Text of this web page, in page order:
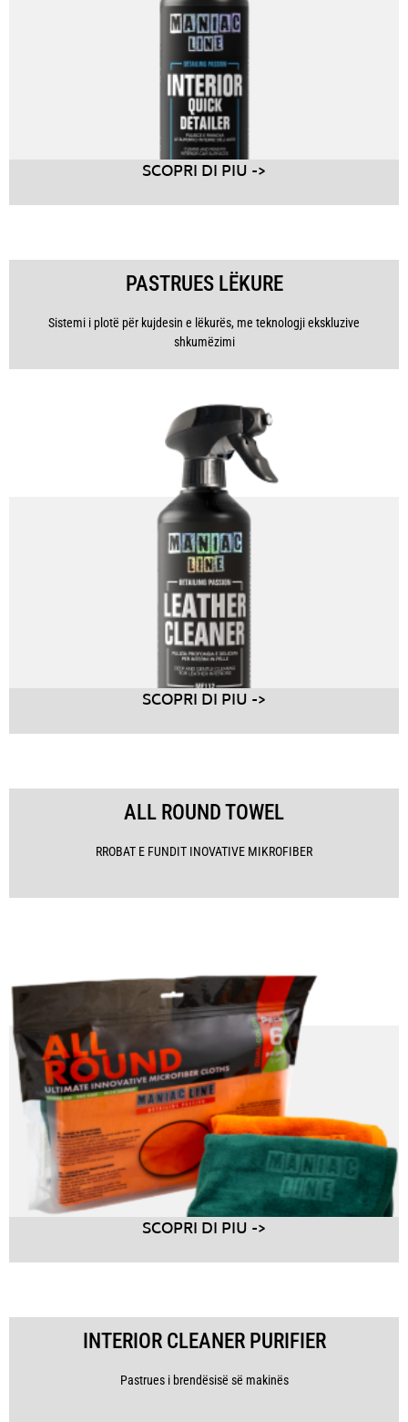
SCOPRI DI PIU ->
PASTRUES LËKURE
Sistemi i plotë për kujdesin e lëkurës, me teknologji ekskluzive
shkumëzimi
SCOPRI DI PIU ->
ALL ROUND TOWEL
RROBAT E FUNDIT INOVATIVE MIKROFIBER
SCOPRI DI PIU ->
INTERIOR CLEANER PURIFIER
Pastrues i brendësisë së makinës